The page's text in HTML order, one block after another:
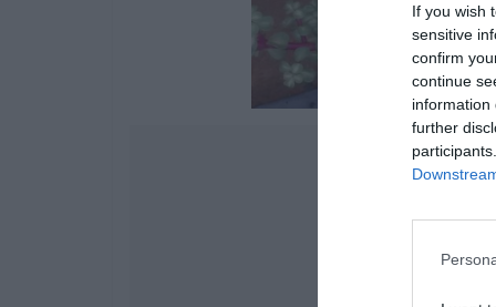
If you wish
sensitive
confirm
continue
information
further